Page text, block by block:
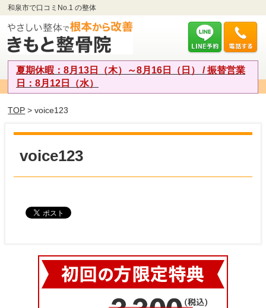
和泉市で口コミNo.1 の整体
夏期休暇：8月13日（木）～8月16日（日） / 振替営業
日：8月12日（水）
TOP > voice123
voice123